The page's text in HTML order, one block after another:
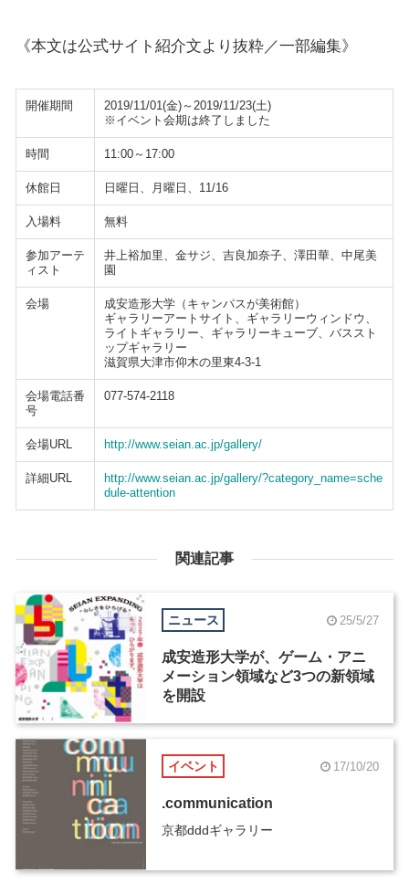
《本文は公式サイト紹介文より抜粋／一部編集》
開催期間
2019/11/01(金)～2019/11/23(土)
※イベント会期は終了しました
時間 11:00～17:00
休館日 日曜日、月曜日、11/16
入場料 無料
参加アーテ
ィスト
井上裕加里、金サジ、吉良加奈子、澤田華、中尾美
園
会場
成安造形大学（キャンパスが美術館）
ギャラリーアートサイト、ギャラリーウィンドウ、
ライトギャラリー、ギャラリーキューブ、バススト
ップギャラリー
滋賀県大津市仰木の里東4-3-1
会場電話番
号
077-574-2118
会場URL http://www.seian.ac.jp/gallery/
詳細URL
http://www.seian.ac.jp/gallery/?category_name=sche
dule-attention
関連記事
ニュース 25/5/27
成安造形大学が、ゲーム・アニ
メーション領域など3つの新領域
を開設
イベント 17/10/20
.communication
京都dddギャラリー